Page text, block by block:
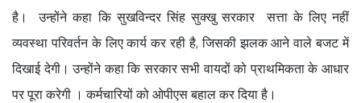
है। उन्होंने कहा कि सुखविन्दर सिंह सुक्खु सरकार सत्ता के लिए नहीं
व्यवस्था परिवर्तन के लिए कार्य कर रही है, जिसकी झलक आने वाले बजट में
दिखाई देगी। उन्होंने कहा कि सरकार सभी वायदों को प्राथमिकता के आधार
पर पूरा करेगी । कर्मचारियों को ओपीएस बहाल कर दिया है।